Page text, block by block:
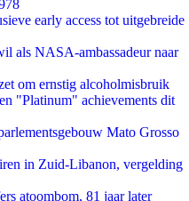
early access tot uitgebreide
als NASA-ambassadeur naar
om ernstig alcoholmisbruik
"Platinum" achievements dit
Mato Grosso
in Zuid-Libanon, vergelding
atoombom, 81 jaar later